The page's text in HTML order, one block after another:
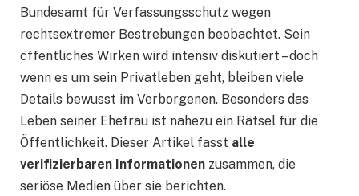
Bundesamt für Verfassungsschutz wegen
rechtsextremer Bestrebungen beobachtet. Sein
öffentliches Wirken wird intensiv diskutiert – doch
wenn es um sein Privatleben geht, bleiben viele
Details bewusst im Verborgenen. Besonders das
Leben seiner Ehefrau ist nahezu ein Rätsel für die
Öffentlichkeit. Dieser Artikel fasst alle
verifizierbaren Informationen zusammen, die
seriöse Medien über sie berichten.